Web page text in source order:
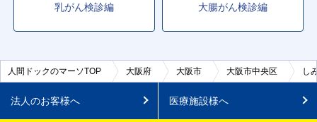
乳がん検診編 大腸がん検診編
人間ドックのマーソTOP 大阪府 大阪市 大阪市中央区 し
法人のお客様へ 医療施設様へ